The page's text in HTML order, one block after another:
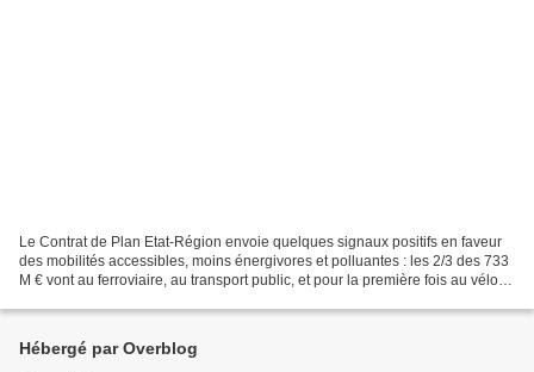
Le Contrat de Plan Etat-Région envoie quelques signaux positifs en faveur
des mobilités accessibles, moins énergivores et polluantes : les 2/3 des 733
M € vont au ferroviaire, au transport public, et pour la première fois au vélo,
Hébergé par Overblog